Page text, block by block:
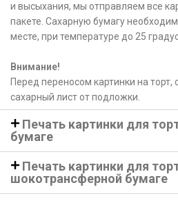
и высыхания, мы отправляем все
пакете. Сахарную бумагу
месте, при температуре до 25
Внимание!
Перед переносом картинки на торт,
сахарный лист от подложки.
Печать картинки для
бумаге
Печать картинки для
шокотрансферной бумаге